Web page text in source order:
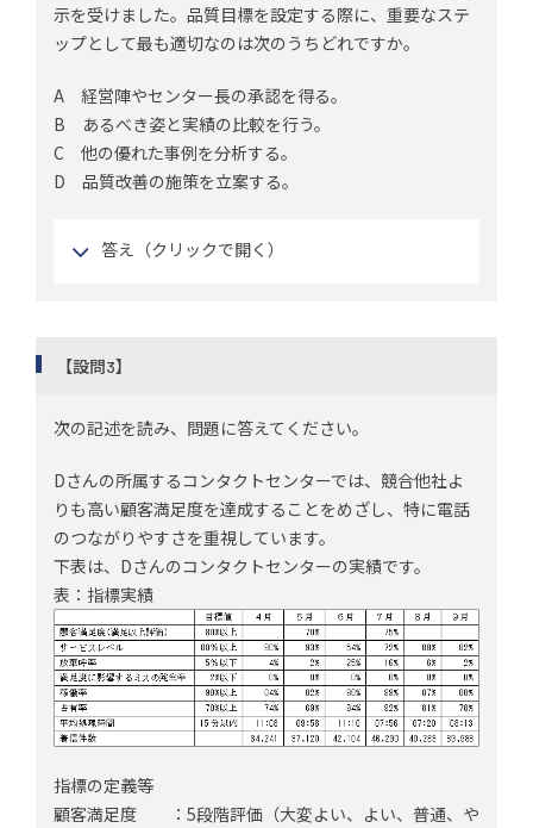
示を受けました。品質目標を設定する際に、重要なステ
ップとして最も適切なのは次のうちどれですか。
A 経営陣やセンター長の承認を得る。
B あるべき姿と実績の比較を行う。
C 他の優れた事例を分析する。
D 品質改善の施策を立案する。
答え（クリックで開く）
【設問3】
次の記述を読み、問題に答えてください。
Dさんの所属するコンタクトセンターでは、競合他社よ
りも高い顧客満足度を達成することをめざし、特に電話
のつながりやすさを重視しています。
下表は、Dさんのコンタクトセンターの実績です。
表：指標実績
指標の定義等
顧客満足度 ：5段階評価（大変よい、よい、普通、や